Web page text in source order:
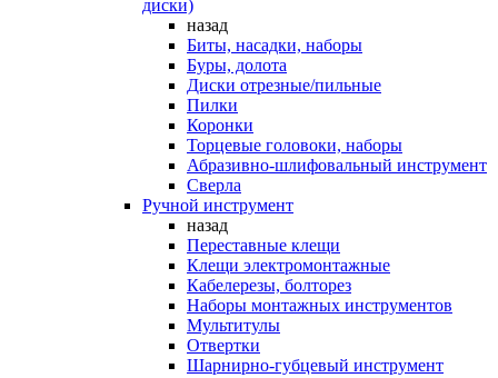
диски)
назад
Биты, насадки, наборы
Буры, долота
Диски отрезные/пильные
Пилки
Коронки
Торцевые головоки, наборы
Абразивно-шлифовальный инструмент
Сверла
Ручной инструмент
назад
Переставные клещи
Клещи электромонтажные
Кабелерезы, болторез
Наборы монтажных инструментов
Мультитулы
Отвертки
Шарнирно-губцевый инструмент